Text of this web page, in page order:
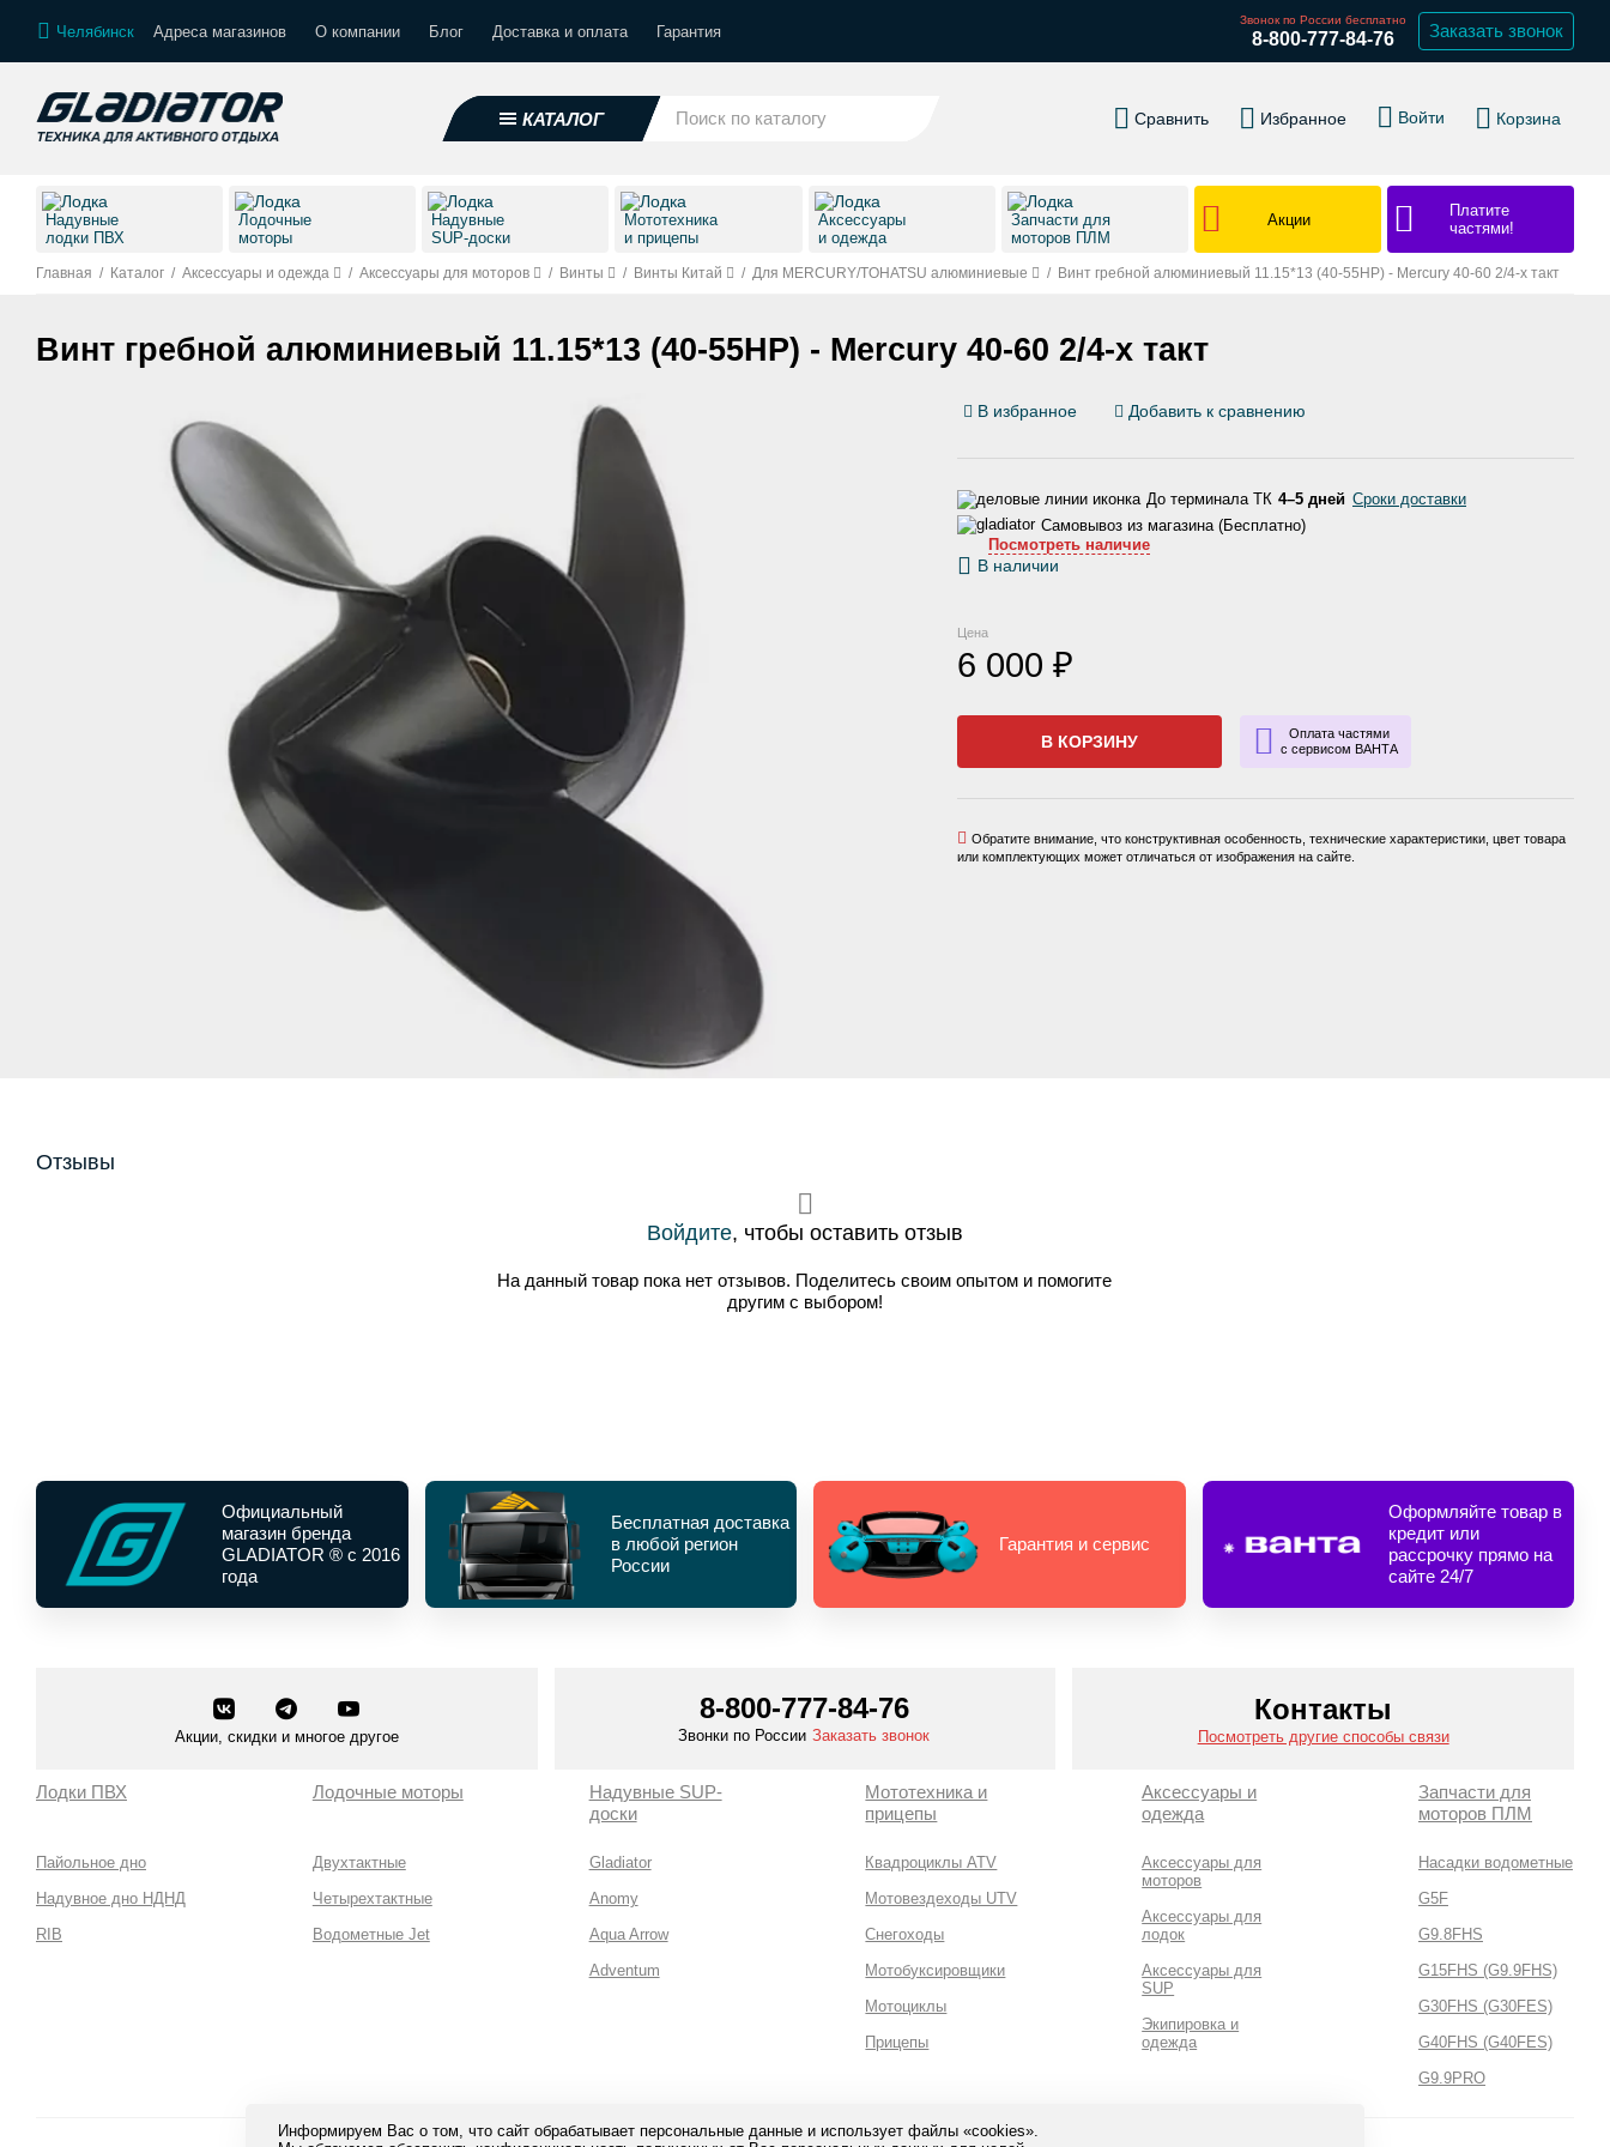
Челябинск Адреса магазинов О компании Блог Доставка и оплата Гарантия
Звонок по России бесплатно
8-800-777-84-76 Заказать звонок
КАТАЛОГ Сравнить Избранное Войти Корзина
Информируем Вас о том, что сайт обрабатывает персональные данные и использует файлы «cookies».
Надувные
лодки ПВХ
Лодочные
моторы
Надувные
SUP-доски
Мототехника
и прицепы
Аксессуары
и одежда
Запчасти для
моторов ПЛМ
Акции
Платите
частями!
Главная / Каталог / Аксессуары и одежда / Аксессуары для моторов / Винты / Винты Китай / Для MERCURY/TOHATSU алюминиевые / Винт гребной алюминиевый 11.15*13 (40-55HP) - Mercury 40-60 2/4-х такт
Винт гребной алюминиевый 11.15*13 (40-55HP) - Mercury 40-60 2/4-х такт
В избранное Добавить к сравнению
До терминала ТК 4–5 дней Сроки доставки
Самовывоз из магазина (Бесплатно)
Посмотреть наличие
В наличии
Цена
6 000 ₽
В КОРЗИНУ
Оплата частями
с сервисом ВАНТА
Обратите внимание, что конструктивная особенность, технические характеристики, цвет товара
или комплектующих может отличаться от изображения на сайте.
Отзывы
Войдите, чтобы оставить отзыв
На данный товар пока нет отзывов. Поделитесь своим опытом и помогите
другим с выбором!
Официальный
магазин бренда
GLADIATOR ® с 2016
года
Бесплатная доставка
в любой регион
России
Гарантия и сервис
Оформляйте товар в
кредит или
рассрочку прямо на
сайте 24/7
Акции, скидки и многое другое
8-800-777-84-76
Звонки по России Заказать звонок
Контакты
Посмотреть другие способы связи
Лодки ПВХ
Пайольное дно
Надувное дно НДНД
RIB
Лодочные моторы
Двухтактные
Четырехтактные
Водометные Jet
Надувные SUP-
доски
Gladiator
Anomy
Aqua Arrow
Adventum
Мототехника и
прицепы
Квадроциклы ATV
Мотовездеходы UTV
Снегоходы
Мотобуксировщики
Мотоциклы
Прицепы
Аксессуары и
одежда
Аксессуары для
моторов
Аксессуары для
лодок
Аксессуары для
SUP
Экипировка и
одежда
Запчасти для
моторов ПЛМ
Насадки водометные
G5F
G9.8FHS
G15FHS (G9.9FHS)
G30FHS (G30FES)
G40FHS (G40FES)
G9.9PRO